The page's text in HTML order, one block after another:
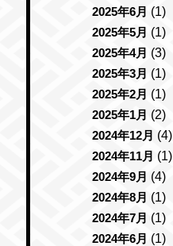
2025年6月 (1)
2025年5月 (1)
2025年4月 (3)
2025年3月 (1)
2025年2月 (1)
2025年1月 (2)
2024年12月 (4)
2024年11月 (1)
2024年9月 (4)
2024年8月 (1)
2024年7月 (1)
2024年6月 (1)